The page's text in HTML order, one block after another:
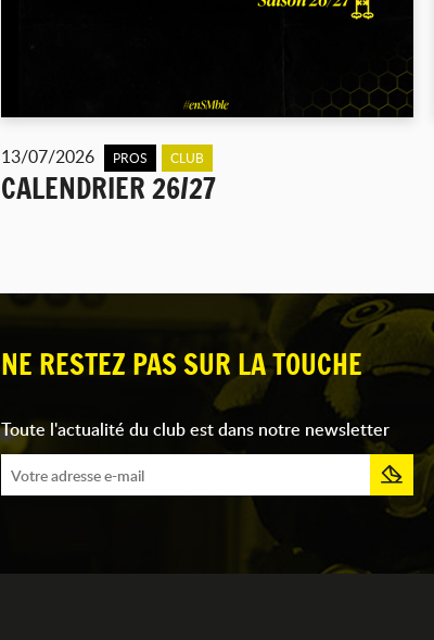
13/07/2026 PROS CLUB
CALENDRIER 26/27
NE RESTEZ PAS SUR LA TOUCHE
Toute l'actualité du club est dans notre newsletter